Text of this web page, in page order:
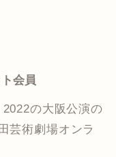
会員
の大阪公演の
芸術劇場オンラ